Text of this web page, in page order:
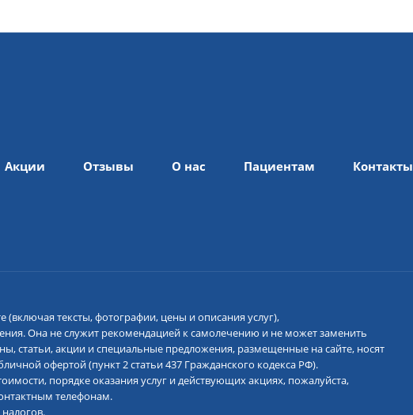
Акции Отзывы О нас Пациентам Контакты
тексты, фотографии, цены и описания услуг),
Она не служит рекомендацией к самолечению и не может заменить
статьи, акции и специальные предложения, размещенные на сайте, носят
офертой (пункт 2 статьи 437 Гражданского кодекса РФ).
порядке оказания услуг и действующих акциях, пожалуйста,
телефонам.